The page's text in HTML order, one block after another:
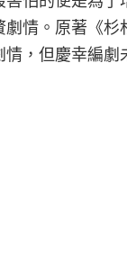
情。原著《杉
，但慶幸編劇